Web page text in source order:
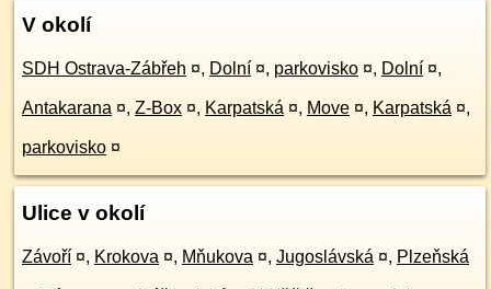
V okolí
SDH Ostrava-Zábřeh ¤, Dolní ¤, parkovisko ¤, Dolní ¤,
Antakarana ¤, Z-Box ¤, Karpatská ¤, Move ¤, Karpatská ¤,
parkovisko ¤
Ulice v okolí
Závoří ¤, Krokova ¤, Mňukova ¤, Jugoslávská ¤, Plzeňská